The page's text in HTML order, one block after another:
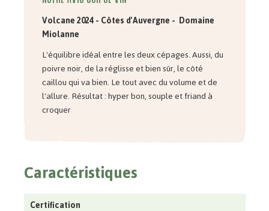
Volcane 2024 -Côtes d'Auvergne - Domaine
Miolanne
L'équilibre idéal entre les deux cépages. Aussi, du
poivre noir, de la réglisse et bien sûr, le côté
caillou qui va bien. Le tout avec du volume et de
l'allure. Résultat : hyper bon, souple et friand à
croquer
Caractéristiques
Certification